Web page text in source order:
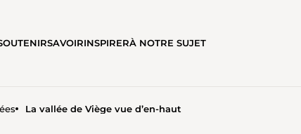
SAVOIRINSPIRERÀ NOTRE SUJET
La vallée de Viège vue d’en-haut